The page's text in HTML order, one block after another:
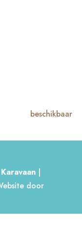
beschikbaar
|
door